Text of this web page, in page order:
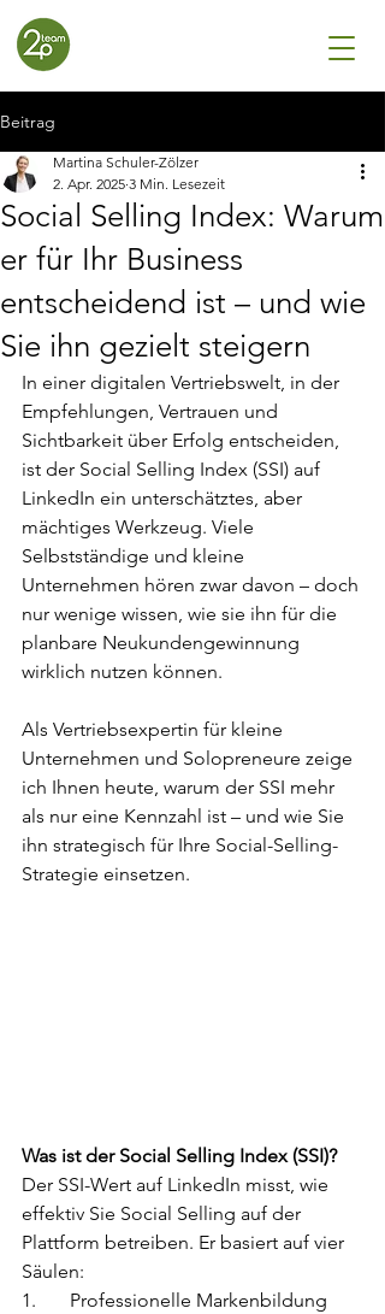
Beitrag
Social Selling Index: Warum
er für Ihr Business
entscheidend ist – und wie
Sie ihn gezielt steigern
Martina Schuler-Zölzer
2. Apr. 2025 3 Min. Lesezeit
In einer digitalen Vertriebswelt, in der
Empfehlungen, Vertrauen und
Sichtbarkeit über Erfolg entscheiden,
ist der Social Selling Index (SSI) auf
LinkedIn ein unterschätztes, aber
mächtiges Werkzeug. Viele
Selbstständige und kleine
Unternehmen hören zwar davon – doch
nur wenige wissen, wie sie ihn für die
planbare Neukundengewinnung
wirklich nutzen können.
Als Vertriebsexpertin für kleine
Unternehmen und Solopreneure zeige
ich Ihnen heute, warum der SSI mehr
als nur eine Kennzahl ist – und wie Sie
ihn strategisch für Ihre Social-Selling-
Strategie einsetzen.
Was ist der Social Selling Index (SSI)?
Der SSI-Wert auf LinkedIn misst, wie
effektiv Sie Social Selling auf der
Plattform betreiben. Er basiert auf vier
Säulen:
1.	Professionelle Markenbildung